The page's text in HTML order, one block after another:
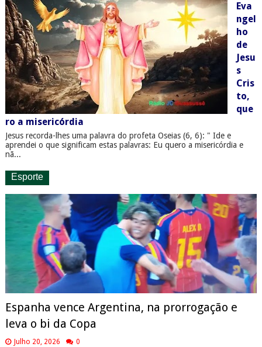
Eva
ngel
ho
de
Jesu
s
Cris
to,
que
ro a misericórdia
Jesus recorda-lhes uma palavra do profeta Oseias (6, 6): " Ide e
aprendei o que significam estas palavras: Eu quero a misericórdia e
nã...
Esporte
Espanha vence Argentina, na prorrogação e
leva o bi da Copa
Julho 20, 2026 0